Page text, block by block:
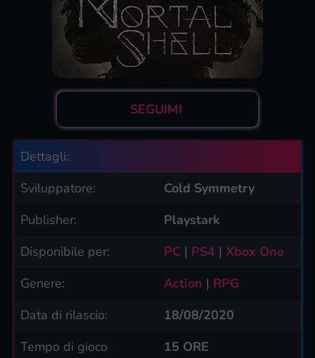
SEGUIMI
Dettagli:
Sviluppatore:
Cold Symmetry
Publisher:
Playstark
Disponibile per:
PC| PS4| Xbox One
Genere:
Action | RPG
Data di rilascio:
18/08/2020
Tempo di gioco
15 ORE